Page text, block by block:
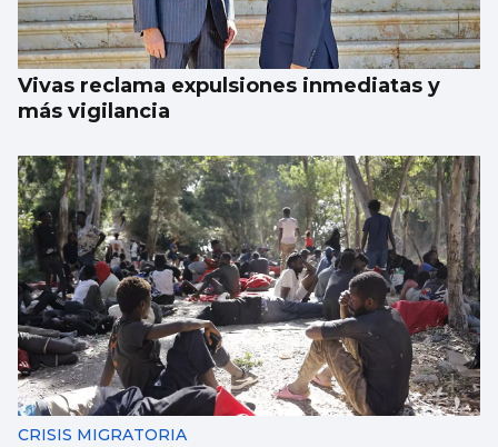
Vivas reclama expulsiones inmediatas y
más vigilancia
CRISIS MIGRATORIA